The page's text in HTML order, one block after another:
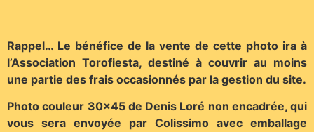
Rappel… Le bénéfice de la vente de cette photo ira à
l’Association Torofiesta, destiné à couvrir au moins
une partie des frais occasionnés par la gestion du site.
Photo couleur 30×45 de Denis Loré non encadrée, qui
vous sera envoyée par Colissimo avec emballage